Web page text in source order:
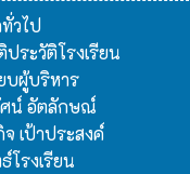
วไป
ประวัติโรงเรียน
บผู้บริหาร
น์ อัตลักษณ์
เป้าประสงค์
โรงเรียน